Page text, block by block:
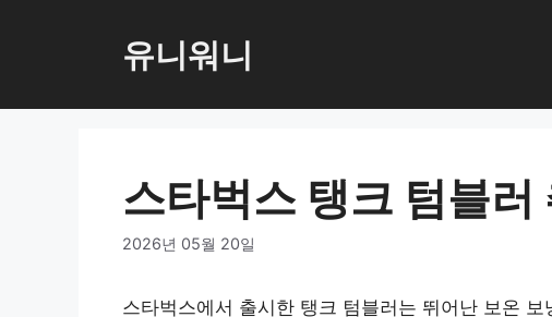
로
유니워니
스타벅스 탱크 텀블러
2026년 05월 20일
스타벅스에서 출시한 탱크 텀블러는 뛰어난 보온